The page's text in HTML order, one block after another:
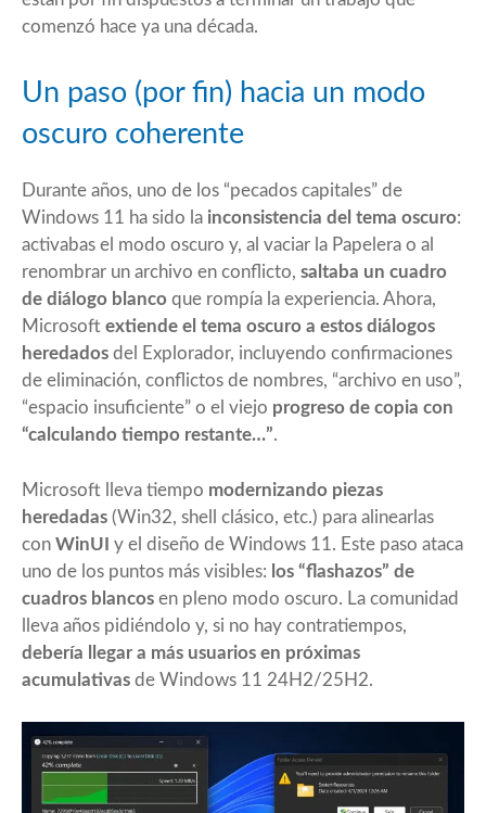
comenzó hace ya una década.
Un paso (por fin) hacia un modo
oscuro coherente
Durante años, uno de los “pecados capitales” de
Windows 11 ha sido la inconsistencia del tema oscuro:
activabas el modo oscuro y, al vaciar la Papelera o al
renombrar un archivo en conflicto, saltaba un cuadro
de diálogo blanco que rompía la experiencia. Ahora,
Microsoft extiende el tema oscuro a estos diálogos
heredados del Explorador, incluyendo confirmaciones
de eliminación, conflictos de nombres, “archivo en uso”,
“espacio insuficiente” o el viejo progreso de copia con
“calculando tiempo restante…”.
Microsoft lleva tiempo modernizando piezas
heredadas (Win32, shell clásico, etc.) para alinearlas
con WinUI y el diseño de Windows 11. Este paso ataca
uno de los puntos más visibles: los “flashazos” de
cuadros blancos en pleno modo oscuro. La comunidad
lleva años pidiéndolo y, si no hay contratiempos,
debería llegar a más usuarios en próximas
acumulativas de Windows 11 24H2/25H2.